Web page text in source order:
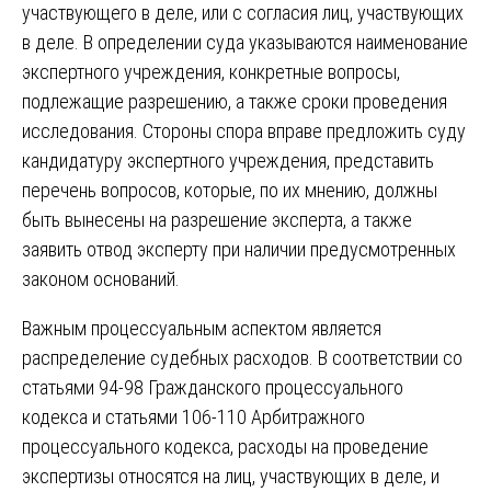
участвующего в деле, или с согласия лиц, участвующих
в деле. В определении суда указываются наименование
экспертного учреждения, конкретные вопросы,
подлежащие разрешению, а также сроки проведения
исследования. Стороны спора вправе предложить суду
кандидатуру экспертного учреждения, представить
перечень вопросов, которые, по их мнению, должны
быть вынесены на разрешение эксперта, а также
заявить отвод эксперту при наличии предусмотренных
законом оснований.
Важным процессуальным аспектом является
распределение судебных расходов. В соответствии со
статьями 94-98 Гражданского процессуального
кодекса и статьями 106-110 Арбитражного
процессуального кодекса, расходы на проведение
экспертизы относятся на лиц, участвующих в деле, и